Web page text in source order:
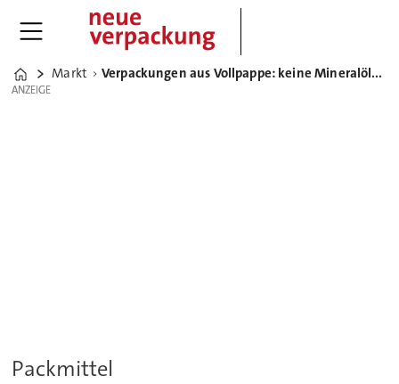
Home
Markt Verpackungen aus Vollpappe: keine Mineralölmigration in feucht-kühler Umgebung
ANZEIGE
ANZEIGE
Packmittel